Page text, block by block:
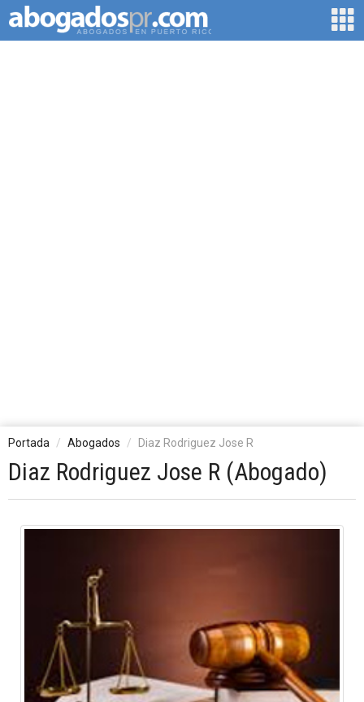
Portada Abogados Diaz Rodriguez Jose R
Diaz Rodriguez Jose R (Abogado)